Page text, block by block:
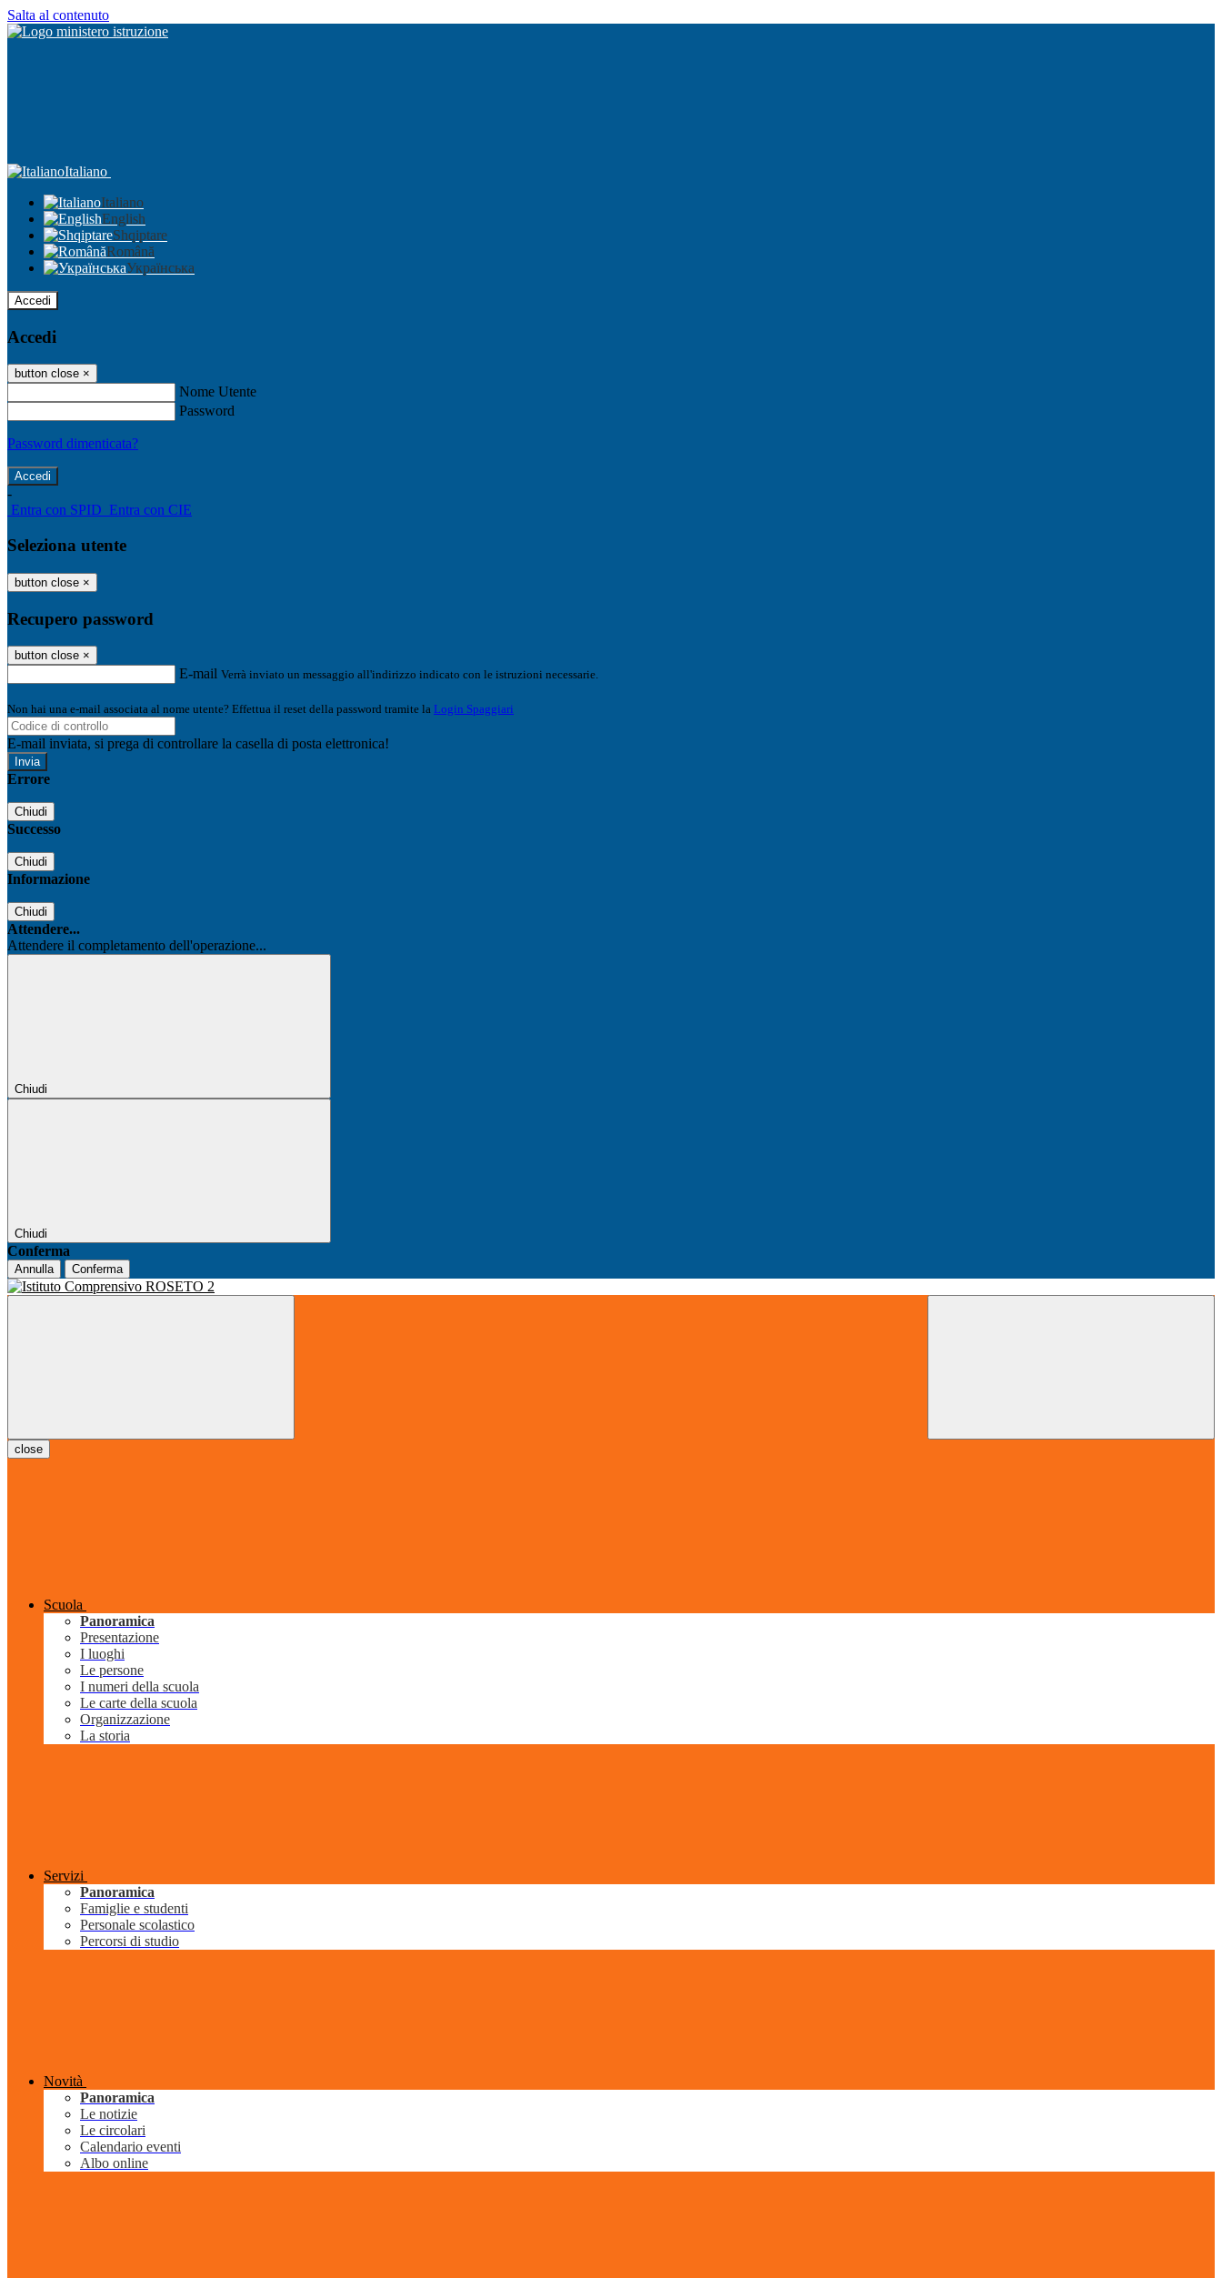
Salta al contenuto
Italiano
Italiano
English
Shqiptare
Română
Українська
Accedi
Accedi
button close ×
Nome Utente
Password
Password dimenticata?
-
Entra con SPID Entra con CIE
Seleziona utente
button close ×
Recupero password
button close ×
E-mail Verrà inviato un messaggio all'indirizzo indicato con le istruzioni necessarie.
Non hai una e-mail associata al nome utente? Effettua il reset della password tramite la Login Spaggiari
E-mail inviata, si prega di controllare la casella di posta elettronica!
Errore
Chiudi
Successo
Chiudi
Informazione
Chiudi
Attendere...
Attendere il completamento dell'operazione...
Chiudi
Chiudi
Conferma
Annulla Conferma
close
Scuola
Panoramica
Presentazione
I luoghi
Le persone
I numeri della scuola
Le carte della scuola
Organizzazione
La storia
Servizi
Panoramica
Famiglie e studenti
Personale scolastico
Percorsi di studio
Novità
Panoramica
Le notizie
Le circolari
Calendario eventi
Albo online